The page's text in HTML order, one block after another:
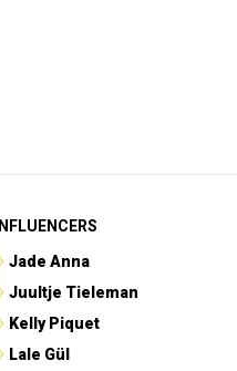
INFLUENCERS
Jade Anna
Juultje Tieleman
Kelly Piquet
Lale Gül